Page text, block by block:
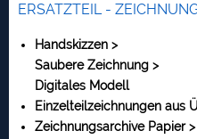
ERSATZTEIL -
Handskizzen >
Saubere Zeichnung >
Digitales Modell
Einzelteilzeichnungen aus
Zeichnungsarchive Papier >